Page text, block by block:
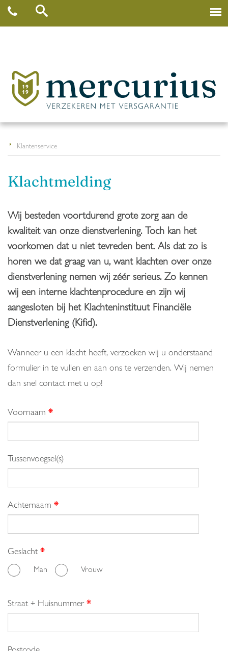
Klantenservice
Klachtmelding
Wij besteden voortdurend grote zorg aan de
kwaliteit van onze dienstverlening. Toch kan het
voorkomen dat u niet tevreden bent. Als dat zo is
horen we dat graag van u, want klachten over onze
dienstverlening nemen wij zéér serieus. Zo kennen
wij een interne klachtenprocedure en zijn wij
aangesloten bij het Klachteninstituut Financiële
Dienstverlening (Kifid).
Wanneer u een klacht heeft, verzoeken wij u onderstaand
formulier in te vullen en aan ons te verzenden. Wij nemen
dan snel contact met u op!
Voornaam *
Tussenvoegsel(s)
Achternaam *
Geslacht*
Man Vrouw
Straat + Huisnummer *